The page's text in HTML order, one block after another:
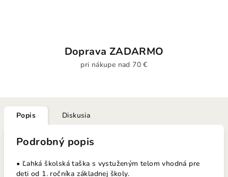
Doprava ZADARMO
pri nákupe nad 70 €
Popis Diskusia
Podrobný popis
• Ľahká školská taška s vystuženým telom vhodná pre
deti od 1. ročníka základnej školy.